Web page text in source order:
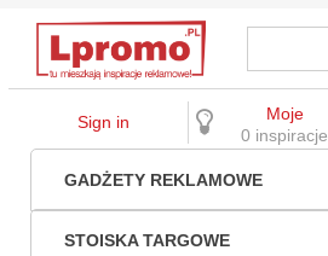
Sign in
Moje
0 inspiracje
GADŻETY REKLAMOWE
STOISKA TARGOWE